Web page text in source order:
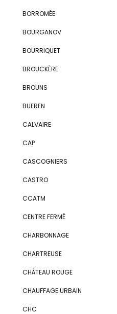
BORROMÉE
BOURGANOV
BOURRIQUET
BROUCKÈRE
BROUNS
BUEREN
CALVAIRE
CAP
CASCOGNIERS
CASTRO
CCATM
CENTRE FERMÉ
CHARBONNAGE
CHARTREUSE
CHÂTEAU ROUGE
CHAUFFAGE URBAIN
CHC